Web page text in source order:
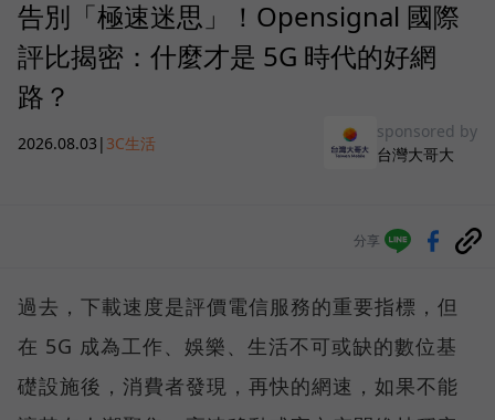
告別「極速迷思」！Opensignal 國際
評比揭密：什麼才是 5G 時代的好網
路？
2026.08.03 | 3C生活
sponsored by
台灣大哥大
分享
過去，下載速度是評價電信服務的重要指標，但
在 5G 成為工作、娛樂、生活不可或缺的數位基
礎設施後，消費者發現，再快的網速，如果不能